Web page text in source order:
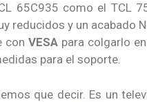
65C935 como el TCL
reducidos y un
con VESA para colgarlo
para el soporte.
que decir. Es un